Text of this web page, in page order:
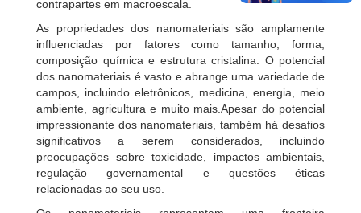
contrapartes em macroescala.
As propriedades dos nanomateriais são amplamente
influenciadas por fatores como tamanho, forma,
composição química e estrutura cristalina. O potencial
dos nanomateriais é vasto e abrange uma variedade de
campos, incluindo eletrônicos, medicina, energia, meio
ambiente, agricultura e muito mais.Apesar do potencial
impressionante dos nanomateriais, também há desafios
significativos a serem considerados, incluindo
preocupações sobre toxicidade, impactos ambientais,
regulação governamental e questões éticas
relacionadas ao seu uso.